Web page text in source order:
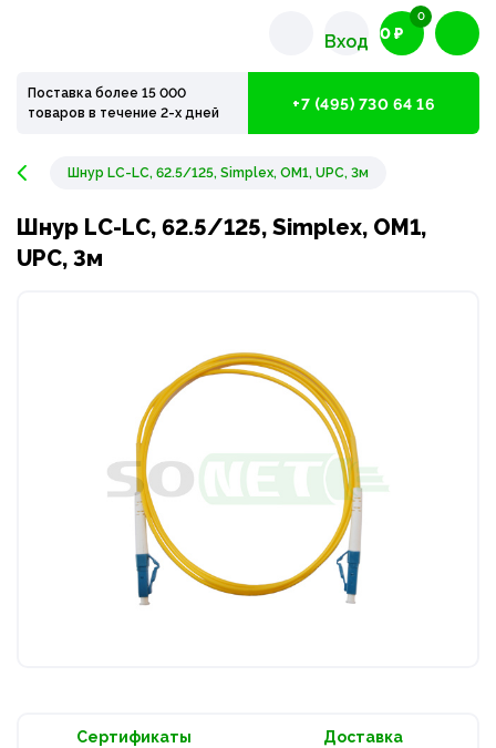
Вход 0 ₽
0
Поставка более 15 000
товаров в течение 2-х дней
+7 (495) 730 64 16
Шнур LC-LC, 62.5/125, Simplex, OM1, UPC, 3м
Шнур LC-LC, 62.5/125, Simplex, OM1,
UPC, 3м
Сертификаты Доставка